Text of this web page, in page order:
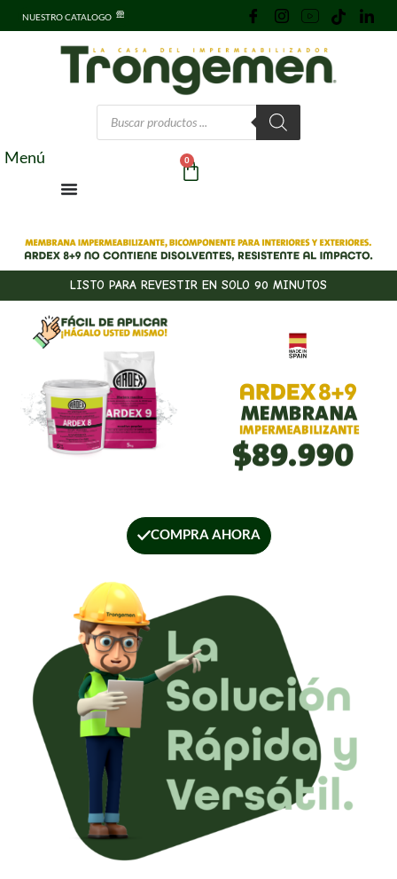
NUESTRO CATALOGO
Menú 0
LISTO PARA REVESTIR EN SOLO 90 MINUTOS
COMPRA AHORA